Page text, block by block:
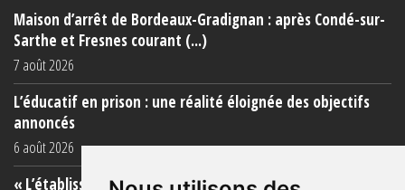
Maison d’arrêt de Bordeaux-Gradignan : après Condé-sur-
Sarthe et Fresnes courant (...)
7 août 2026
L’éducatif en prison : une réalité éloignée des objectifs
annoncés
6 août 2026
« L’établissement est une porcherie totale »